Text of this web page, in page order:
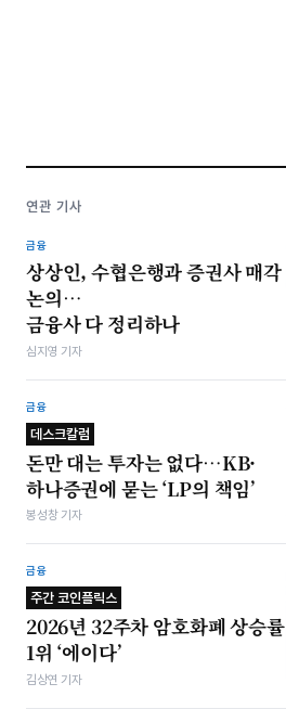
연관 기사
금융
상상인, 수협은행과 증권사 매각
논의…
금융사 다 정리하나
심지영 기자
금융
데스크칼럼
돈만 대는 투자는 없다…KB·
하나증권에 묻는 ‘LP의 책임’
봉성창 기자
금융
주간 코인플릭스
2026년 32주차 암호화폐 상승률
1위 ‘에이다’
김상연 기자